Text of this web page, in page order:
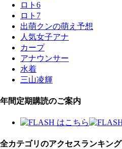
ロト6
ロト7
出萌クンの萌え予想
人気女子アナ
カープ
アナウンサー
水着
三山凌輝
年間定期購読のご案内
全カテゴリのアクセスランキング